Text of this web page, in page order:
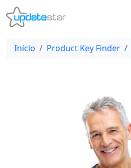
Início Product Key Finder